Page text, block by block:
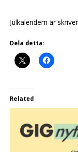
Julkalendern är
Dela detta:
Related